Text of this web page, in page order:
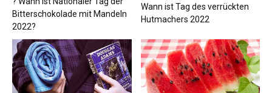
Bitterschokolade mit Mandeln
2022?
Wann ist Tag des verrückten
Hutmachers 2022